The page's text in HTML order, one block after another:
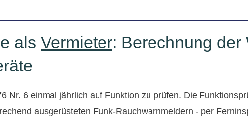
als Vermieter: Berechnung
Nr. 6 einmal jährlich auf Funktion zu prüfen. Die
ausgerüsteten Funk-Rauchwarnmeldern - per